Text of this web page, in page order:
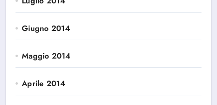
Giugno 2014
Maggio 2014
Aprile 2014